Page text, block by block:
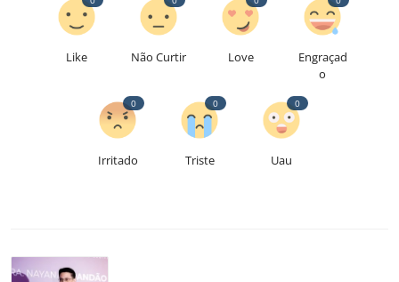
Like Não Curtir Love
Engraçad
o
Irritado
0
Triste
0
Uau
0